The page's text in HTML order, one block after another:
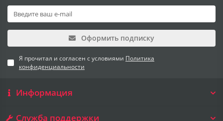
Оформить подписку
Я прочитал и согласен с условиями Политика
конфиденциальности
Информация
Служба поддержки